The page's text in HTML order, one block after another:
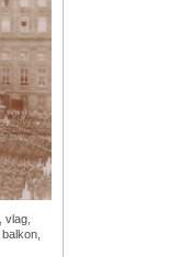
vlag
balkon